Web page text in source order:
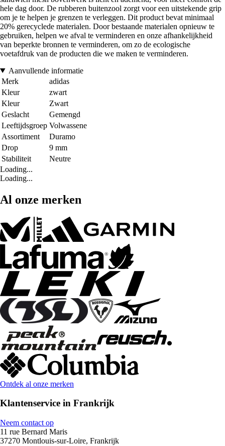
hele dag door. De rubberen buitenzool zorgt voor een uitstekende grip
om je te helpen je grenzen te verleggen. Dit product bevat minimaal
20% gerecyclede materialen. Door bestaande materialen opnieuw te
gebruiken, helpen we afval te verminderen en onze afhankelijkheid
van beperkte bronnen te verminderen, om zo de ecologische
voetafdruk van de producten die we maken te verminderen.
Aanvullende informatie
Merk
adidas
Kleur
zwart
Kleur
Zwart
Geslacht
Gemengd
Leeftijdsgroep Volwassene
Assortiment
Duramo
Drop
9 mm
Stabiliteit
Neutre
Loading...
Loading...
Al onze merken
Ontdek al onze merken
Klantenservice in Frankrijk
Neem contact op
11 rue Bernard Maris
37270 Montlouis-sur-Loire, Frankrijk